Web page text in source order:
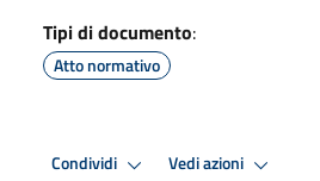
Tipi di documento:
Atto normativo
Condividi Vedi azioni